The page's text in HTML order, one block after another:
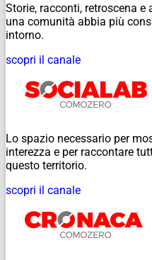
Storie, racconti, retroscena
una comunità abbia più
intorno.
scopri il canale
Lo spazio necessario per
interezza e per raccontare
questo territorio.
scopri il canale